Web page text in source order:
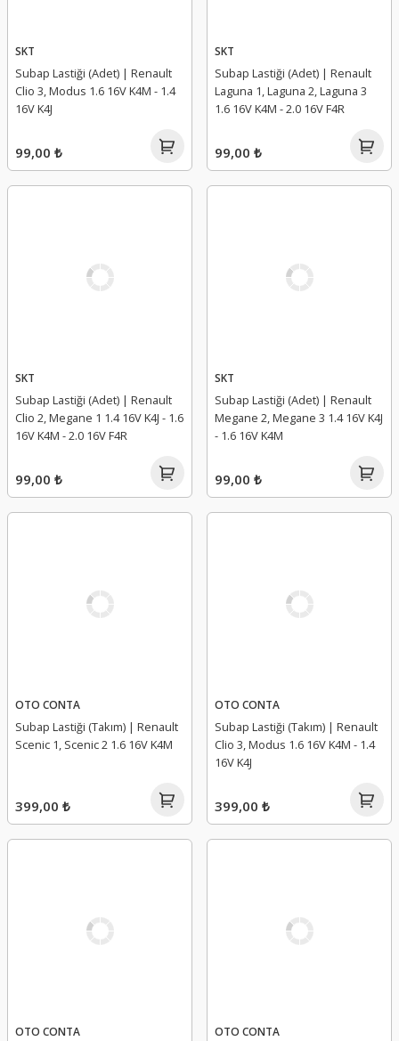
SKT
Subap Lastiği (Adet) | Renault
Clio 3, Modus 1.6 16V K4M - 1.4
16V K4J
99,00 ₺
SKT
Subap Lastiği (Adet) | Renault
Laguna 1, Laguna 2, Laguna 3
1.6 16V K4M - 2.0 16V F4R
99,00 ₺
SKT
Subap Lastiği (Adet) | Renault
Clio 2, Megane 1 1.4 16V K4J - 1.6
16V K4M - 2.0 16V F4R
99,00 ₺
SKT
Subap Lastiği (Adet) | Renault
Megane 2, Megane 3 1.4 16V K4J
- 1.6 16V K4M
99,00 ₺
OTO CONTA
Subap Lastiği (Takım) | Renault
Scenic 1, Scenic 2 1.6 16V K4M
399,00 ₺
OTO CONTA
Subap Lastiği (Takım) | Renault
Clio 3, Modus 1.6 16V K4M - 1.4
16V K4J
399,00 ₺
OTO CONTA OTO CONTA